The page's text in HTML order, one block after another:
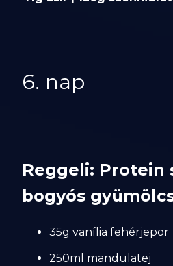
6. nap
Reggeli: Protein
bogyós
35g vanília fehérjepor
250ml mandulatej